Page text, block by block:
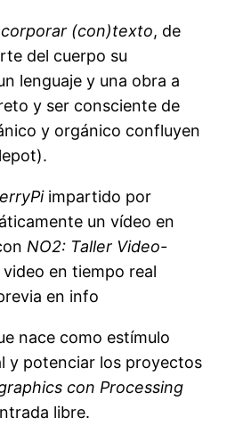
(con)texto, de
del cuerpo su
lenguaje y una obra a
y ser consciente de
y orgánico confluyen
impartido por
un vídeo en
NO2: Taller Video-
en tiempo real
en info
nace como estímulo
y potenciar los proyectos
con Processing
libre.